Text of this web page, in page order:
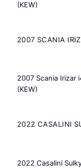
(KEW)
2007 SCANIA
2007 Scania Irizar
(KEW)
2022 CASALINI
2022 Casalini